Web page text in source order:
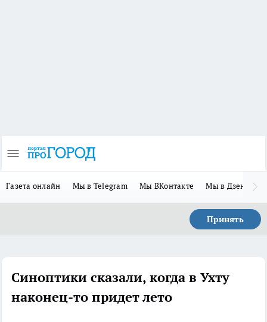
Газета онлайн Мы в Telegram Мы ВКонтакте Мы в Дзене
Принять
Синоптики сказали, когда в Ухту
наконец-то придет лето